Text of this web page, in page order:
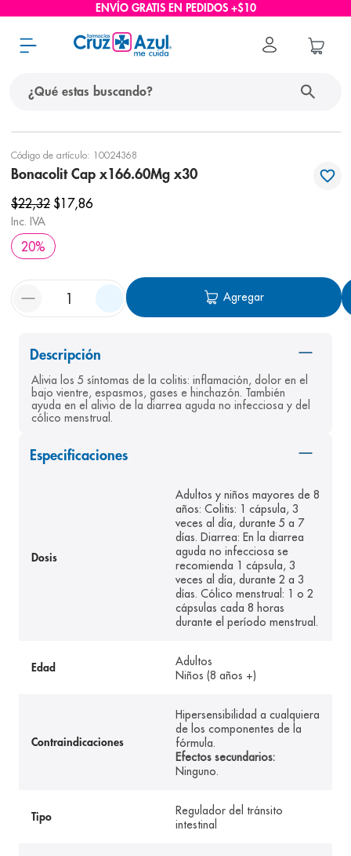
ENVÍO GRATIS EN PEDIDOS +$10
Código de artículo: 10024368
Bonacolit Cap x166.60Mg x30
$22,32 $17,86
Inc. IVA
20%
Agregar
Descripción
Alivia los 5 síntomas de la colitis: inflamación, dolor en el
bajo vientre, espasmos, gases e hinchazón. También
ayuda en el alivio de la diarrea aguda no infecciosa y del
cólico menstrual.
Especificaciones
Dosis
Adultos y niños mayores de 8
años: Colitis: 1 cápsula, 3
veces al día, durante 5 a 7
días. Diarrea: En la diarrea
aguda no infecciosa se
recomienda 1 cápsula, 3
veces al día, durante 2 a 3
días. Cólico menstrual: 1 o 2
cápsulas cada 8 horas
durante el período menstrual.
Edad
Adultos
Niños (8 años +)
Contraindicaciones
Hipersensibilidad a cualquiera
de los componentes de la
fórmula.
Efectos secundarios:
Ninguno.
Tipo
Regulador del tránsito
intestinal
términos más buscados
1. protector solar
2. pañales
3.
4. cerave
6. bioderma
9. panolini
10.prueba embarazo